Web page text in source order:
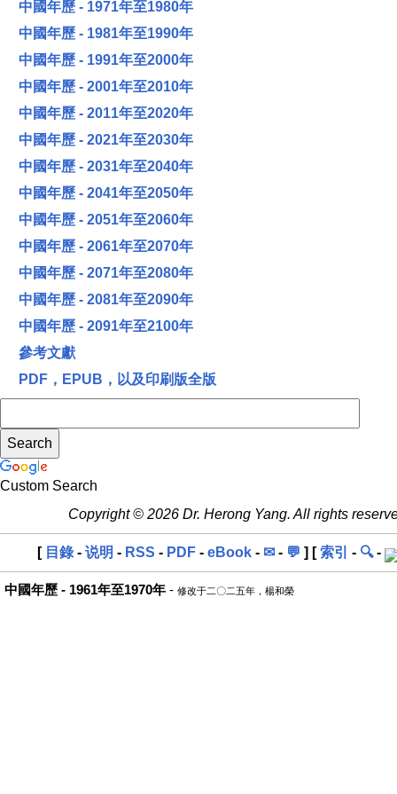
中國年歷 - 1971年至1980年
中國年歷 - 1981年至1990年
中國年歷 - 1991年至2000年
中國年歷 - 2001年至2010年
中國年歷 - 2011年至2020年
中國年歷 - 2021年至2030年
中國年歷 - 2031年至2040年
中國年歷 - 2041年至2050年
中國年歷 - 2051年至2060年
中國年歷 - 2061年至2070年
中國年歷 - 2071年至2080年
中國年歷 - 2081年至2090年
中國年歷 - 2091年至2100年
參考文獻
PDF，EPUB，以及印刷版全版
Custom Search
Copyright © 2026 Dr. Herong Yang. All rights
[ 目錄- 说明 - RSS - PDF - eBook - ✉ - 💬 ] [索引 - 🔍-
中國年歷 - 1961年至1970年 - 修改于二〇二五年，楊和榮